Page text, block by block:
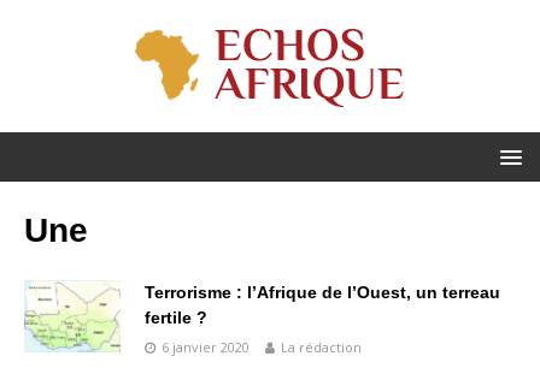
Une
Terrorisme : l’Afrique de l’Ouest, un terreau
fertile ?
6 janvier 2020 La rédaction